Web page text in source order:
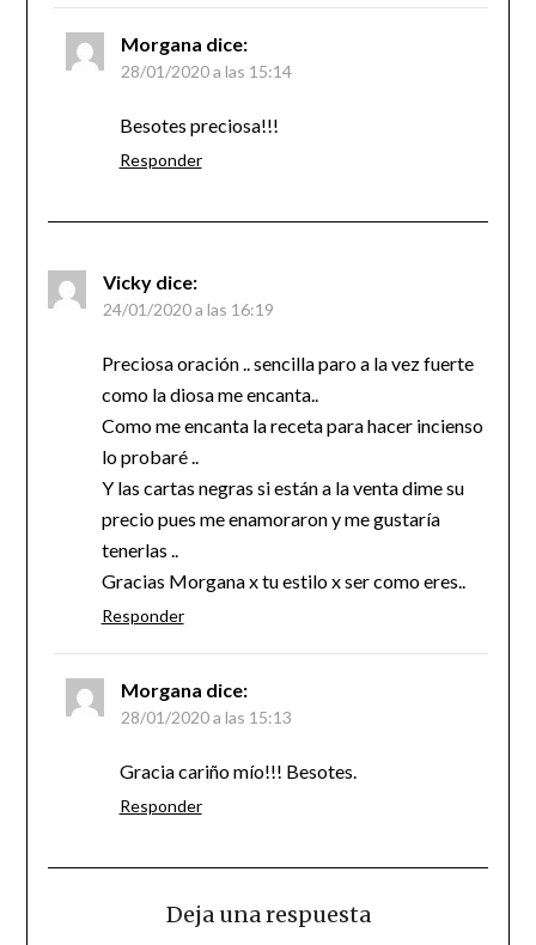
Morgana dice:
28/01/2020 a las 15:14
Besotes preciosa!!!
Responder
Vicky dice:
24/01/2020 a las 16:19
Preciosa oración .. sencilla paro a la vez fuerte
como la diosa me encanta..
Como me encanta la receta para hacer incienso
lo probaré ..
Y las cartas negras si están a la venta dime su
precio pues me enamoraron y me gustaría
tenerlas ..
Gracias Morgana x tu estilo x ser como eres..
Responder
Morgana dice:
28/01/2020 a las 15:13
Gracia cariño mío!!! Besotes.
Responder
Deja una respuesta